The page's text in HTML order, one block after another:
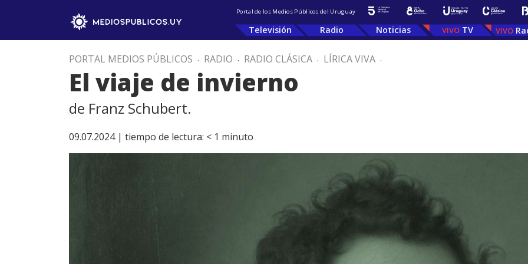
Portal de los Medios Públicos del Uruguay
Televisión Radio Noticias TV
PORTAL MEDIOS PÚBLICOS . RADIO . RADIO CLÁSICA . LÍRICA VIVA .
El viaje de invierno
de Franz Schubert.
09.07.2024 | tiempo de lectura: < 1 minuto